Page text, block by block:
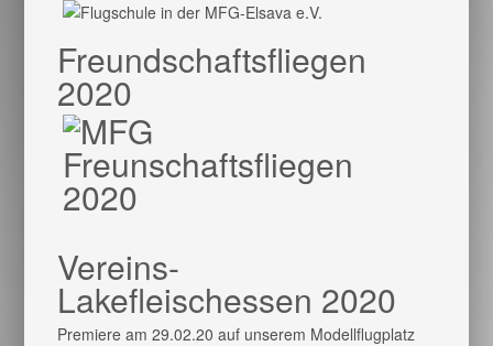
Freundschaftsfliegen
2020
Vereins-
Lakefleischessen 2020
Premiere am 29.02.20 auf unserem Modellflugplatz